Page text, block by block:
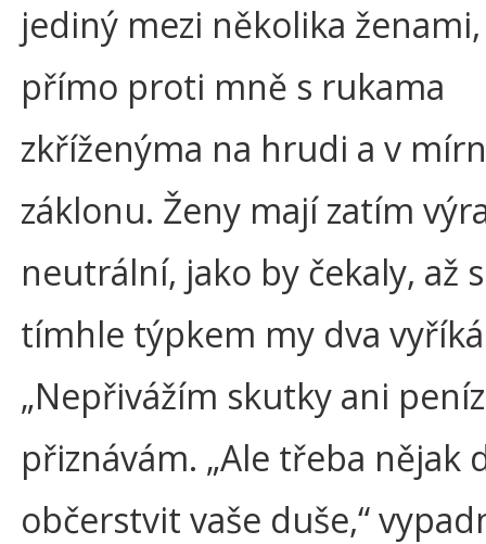
jediný mezi několika
přímo proti mně s rukama
zkříženýma na hrudi a v
záklonu. Ženy mají zatím
neutrální, jako by čekaly, až
tímhle týpkem my dva
„Nepřivážím skutky ani
přiznávám. „Ale třeba nějak
občerstvit vaše duše,“